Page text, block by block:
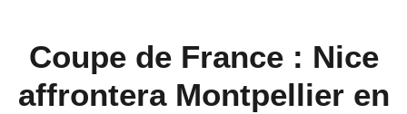
Coupe de France : Nice
affrontera Montpellier en